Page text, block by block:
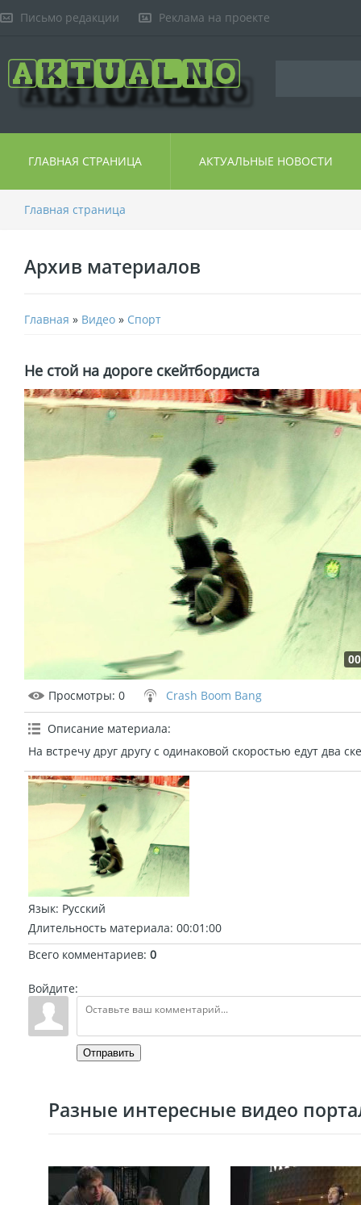
Письмо редакции Реклама на проекте
ГЛАВНАЯ СТРАНИЦА АКТУАЛЬНЫЕ НОВОСТИ
Главная страница
Архив материалов
Главная » Видео » Спорт
Не стой на дороге скейтбордиста
Просмотры: 0 Crash Boom Bang
Описание материала:
На встречу друг другу с одинаковой скоростью едут два
Язык: Русский
Длительность материала: 00:01:00
Всего комментариев: 0
Войдите:
Отправить
Разные интересные видео